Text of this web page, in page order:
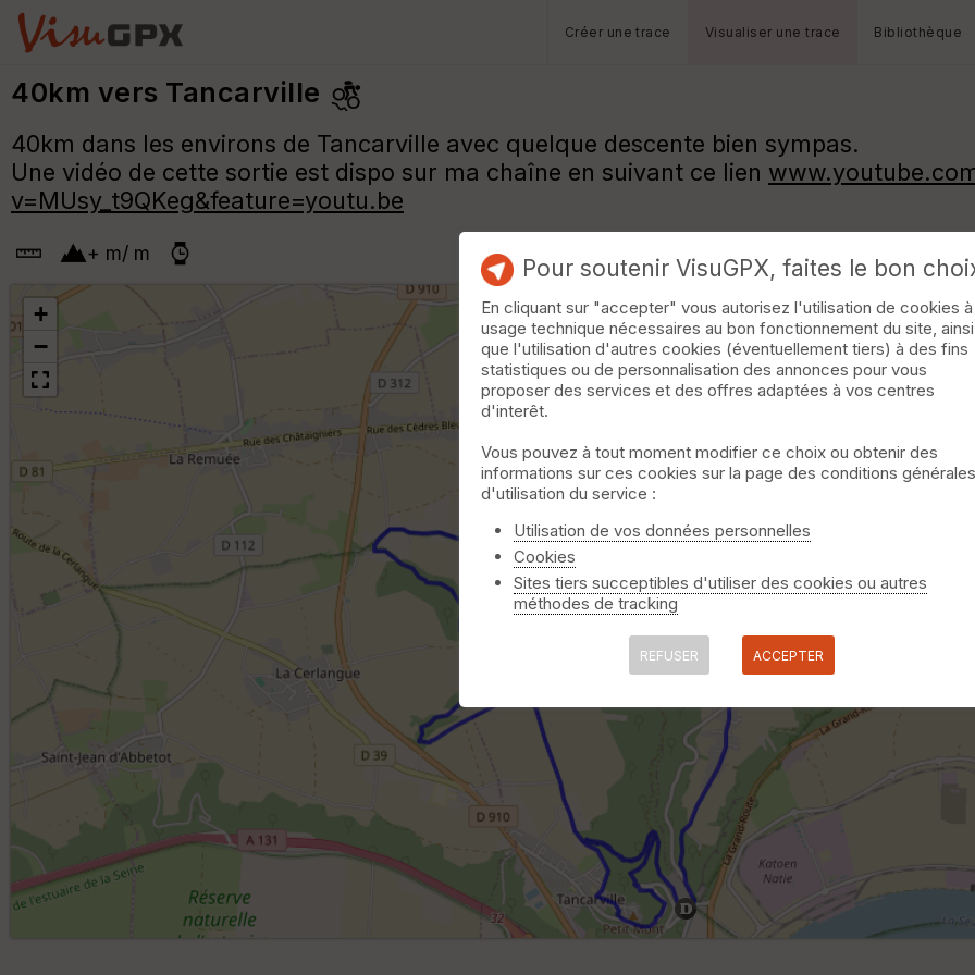
Créer une trace Visualiser une trace Bibliothèque
40km vers Tancarville
40km dans les environs de Tancarville avec quelque descente bien sympas.
Une vidéo de cette sortie est dispo sur ma chaîne en suivant ce lien
v=MUsy_t9QKeg&feature=youtu.be
+ m/ m
+
−
Pour soutenir VisuGPX, faites le bon
En cliquant sur "accepter" vous autorisez l'utilisation de cookies à
usage technique nécessaires au bon fonctionnement du site, ainsi
que l'utilisation d'autres cookies (éventuellement tiers) à des fins
statistiques ou de personnalisation des annonces pour vous
proposer des services et des offres adaptées à vos centres
d'interêt.
Vous pouvez à tout moment modifier ce choix ou obtenir des
informations sur ces cookies sur la page des conditions générales
d'utilisation du service :
Utilisation de vos données personnelles
Cookies
Sites tiers succeptibles d'utiliser des cookies ou autres
méthodes de tracking
REFUSER ACCEPTER